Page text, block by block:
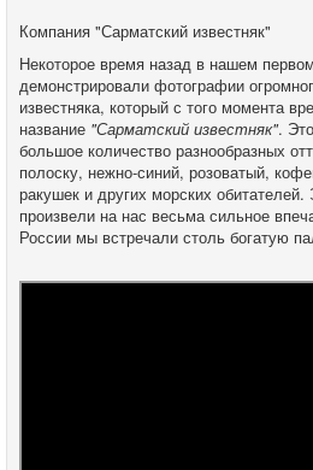
Компания "Сарматский известняк"
Некоторое время назад в нашем
демонстрировали фотографии
известняка, который с того момента
название "Сарматский известняк".
большое количество разнообразных
полоску, нежно-синий, розоватый,
ракушек и других морских
произвели на нас весьма сильное
России мы встречали столь богатую